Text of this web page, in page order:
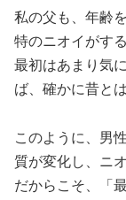
私の父も、年齢
特のニオイがす
最初はあまり気
ば、確かに昔と
このように、男
質が変化し、ニ
だからこそ、「